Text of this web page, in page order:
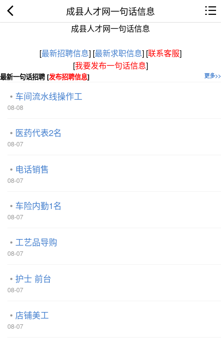
成县人才网一句话信息
成县人才网一句话信息
[最新招聘信息] [最新求职信息] [联系客服]
[我要发布一句话信息]
更多>>
最新一句话招聘 [发布招聘信息]
车间流水线操作工
08-08
医药代表2名
08-07
电话销售
08-07
车险内勤1名
08-07
工艺品导购
08-07
护士 前台
08-07
店铺美工
08-07